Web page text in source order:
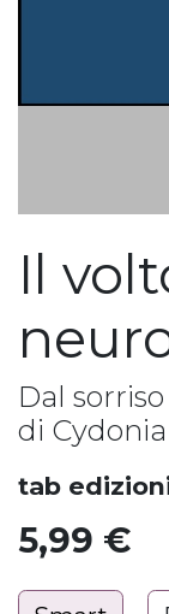
Il
Dal
di Cydonia
tab
5,99 €